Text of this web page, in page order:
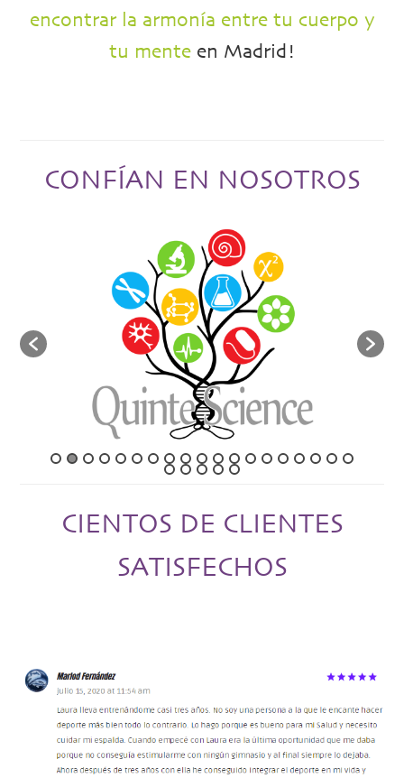
encontrar la armonía entre tu cuerpo y
tu menteen Madrid!
CONFÍAN EN NOSOTROS
CIENTOS DE CLIENTES
SATISFECHOS